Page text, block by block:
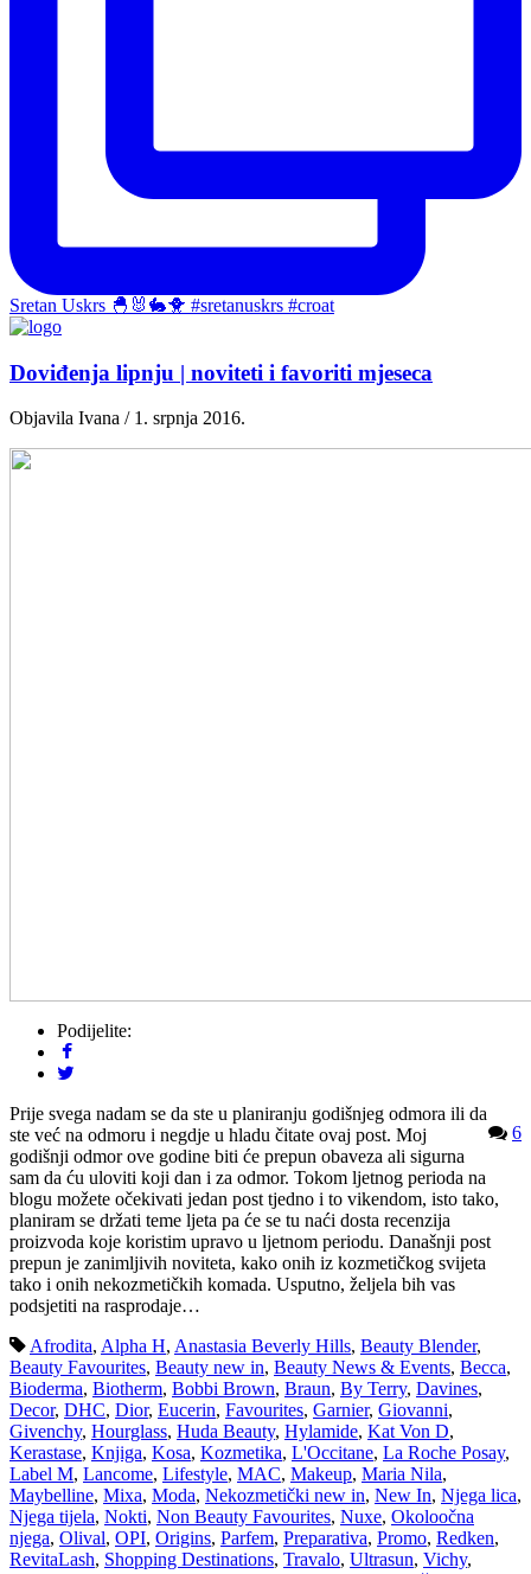
Sretan Uskrs 🐣🐰🐇🐥 #sretanuskrs #croat
Doviđenja lipnju | noviteti i favoriti mjeseca
Objavila Ivana / 1. srpnja 2016.
Podijelite:
6
Prije svega nadam se da ste u planiranju godišnjeg odmora ili da
ste već na odmoru i negdje u hladu čitate ovaj post. Moj
godišnji odmor ove godine biti će prepun obaveza ali sigurna
sam da ću uloviti koji dan i za odmor. Tokom ljetnog perioda na
blogu možete očekivati jedan post tjedno i to vikendom, isto tako,
planiram se držati teme ljeta pa će se tu naći dosta recenzija
proizvoda koje koristim upravo u ljetnom periodu. Današnji post
prepun je zanimljivih noviteta, kako onih iz kozmetičkog svijeta
tako i onih nekozmetičkih komada. Usputno, željela bih vas
podsjetiti na rasprodaje…
Afrodita, Alpha H, Anastasia Beverly Hills, Beauty Blender,
Beauty Favourites, Beauty new in, Beauty News & Events, Becca,
Bioderma, Biotherm, Bobbi Brown, Braun, By Terry, Davines,
Decor, DHC, Dior, Eucerin, Favourites, Garnier, Giovanni,
Givenchy, Hourglass, Huda Beauty, Hylamide, Kat Von D,
Kerastase, Knjiga, Kosa, Kozmetika, L'Occitane, La Roche Posay,
Label M, Lancome, Lifestyle, MAC, Makeup, Maria Nila,
Maybelline, Mixa, Moda, Nekozmetički new in, New In, Njega lica,
Njega tijela, Nokti, Non Beauty Favourites, Nuxe, Okoloočna
njega, Olival, OPI, Origins, Parfem, Preparativa, Promo, Redken,
RevitaLash, Shopping Destinations, Travalo, Ultrasun, Vichy,